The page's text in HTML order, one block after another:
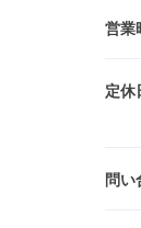
営業
定休
問い